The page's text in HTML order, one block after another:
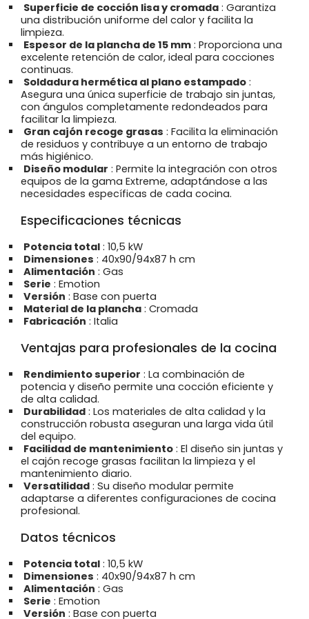
Superficie de cocción lisa y cromada : Garantiza
una distribución uniforme del calor y facilita la
limpieza.
Espesor de la plancha de 15 mm : Proporciona una
excelente retención de calor, ideal para cocciones
continuas.
Soldadura hermética al plano estampado :
Asegura una única superficie de trabajo sin juntas,
con ángulos completamente redondeados para
facilitar la limpieza.
Gran cajón recoge grasas : Facilita la eliminación
de residuos y contribuye a un entorno de trabajo
más higiénico.
Diseño modular : Permite la integración con otros
equipos de la gama Extreme, adaptándose a las
necesidades específicas de cada cocina.
Especificaciones técnicas
Potencia total : 10,5 kW
Dimensiones : 40x90/94x87 h cm
Alimentación : Gas
Serie : Emotion
Versión : Base con puerta
Material de la plancha : Cromada
Fabricación : Italia
Ventajas para profesionales de la cocina
Rendimiento superior : La combinación de
potencia y diseño permite una cocción eficiente y
de alta calidad.
Durabilidad : Los materiales de alta calidad y la
construcción robusta aseguran una larga vida útil
del equipo.
Facilidad de mantenimiento : El diseño sin juntas y
el cajón recoge grasas facilitan la limpieza y el
mantenimiento diario.
Versatilidad : Su diseño modular permite
adaptarse a diferentes configuraciones de cocina
profesional.
Datos técnicos
Potencia total : 10,5 kW
Dimensiones : 40x90/94x87 h cm
Alimentación : Gas
Serie : Emotion
Versión : Base con puerta